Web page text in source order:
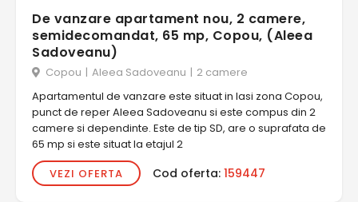
De vanzare apartament nou, 2 camere,
semidecomandat, 65 mp, Copou, (Aleea
Sadoveanu)
Copou | Aleea Sadoveanu | 2 camere
Apartamentul de vanzare este situat in Iasi zona Copou,
punct de reper Aleea Sadoveanu si este compus din 2
camere si dependinte. Este de tip SD, are o suprafata de
65 mp si este situat la etajul 2
VEZI OFERTA
Cod oferta: 159447